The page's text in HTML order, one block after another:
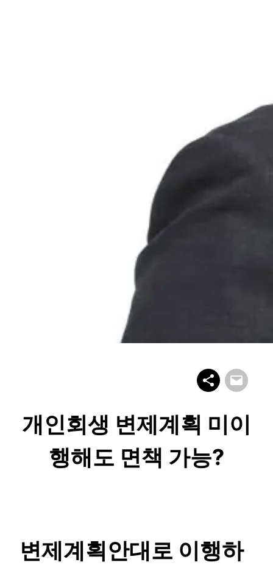
개인회생 변제계획 미이
행해도 면책 가능?
변제계획안대로 이행하